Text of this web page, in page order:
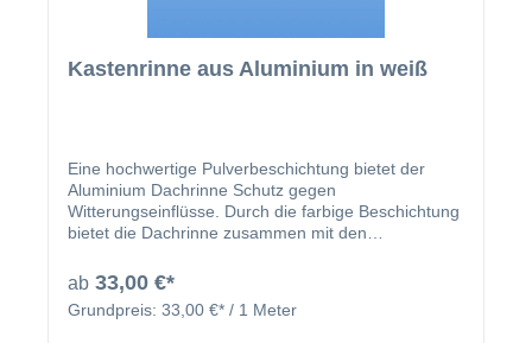
Kastenrinne aus Aluminium in weiß
Eine hochwertige Pulverbeschichtung bietet der
Aluminium Dachrinne Schutz gegen
Witterungseinflüsse. Durch die farbige Beschichtung
bietet die Dachrinne zusammen mit den
homogenes Gesamtbild.
ab 33,00 €*
Grundpreis: 33,00 €* / 1 Meter